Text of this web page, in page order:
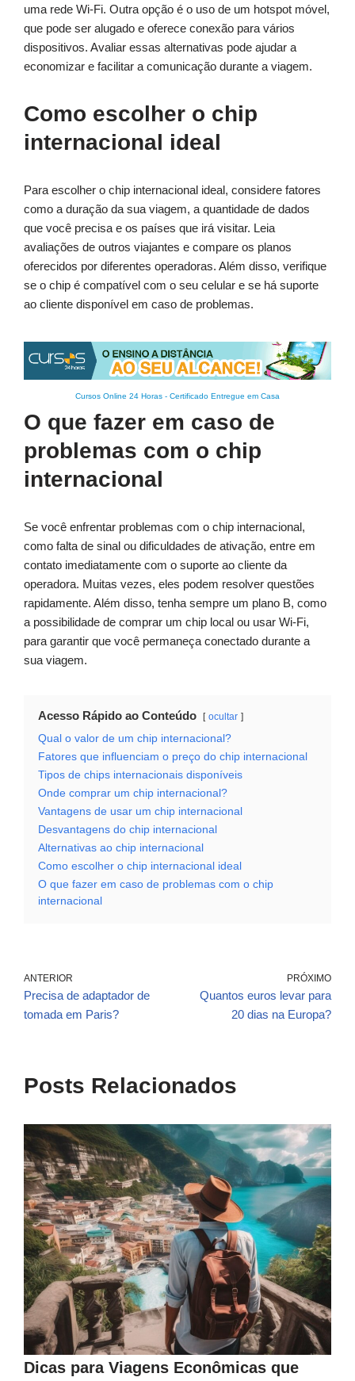
uma rede Wi-Fi. Outra opção é o uso de um hotspot móvel,
que pode ser alugado e oferece conexão para vários
dispositivos. Avaliar essas alternativas pode ajudar a
economizar e facilitar a comunicação durante a viagem.
Como escolher o chip
internacional ideal
Para escolher o chip internacional ideal, considere fatores
como a duração da sua viagem, a quantidade de dados
que você precisa e os países que irá visitar. Leia
avaliações de outros viajantes e compare os planos
oferecidos por diferentes operadoras. Além disso, verifique
se o chip é compatível com o seu celular e se há suporte
ao cliente disponível em caso de problemas.
Cursos Online 24 Horas - Certificado Entregue em Casa
O que fazer em caso de
problemas com o chip
internacional
Se você enfrentar problemas com o chip internacional,
como falta de sinal ou dificuldades de ativação, entre em
contato imediatamente com o suporte ao cliente da
operadora. Muitas vezes, eles podem resolver questões
rapidamente. Além disso, tenha sempre um plano B, como
a possibilidade de comprar um chip local ou usar Wi-Fi,
para garantir que você permaneça conectado durante a
sua viagem.
Acesso Rápido ao Conteúdo ocultar
Qual o valor de um chip internacional?
Fatores que influenciam o preço do chip internacional
Tipos de chips internacionais disponíveis
Onde comprar um chip internacional?
Vantagens de usar um chip internacional
Desvantagens do chip internacional
Alternativas ao chip internacional
Como escolher o chip internacional ideal
O que fazer em caso de problemas com o chip
internacional
ANTERIOR
Precisa de adaptador de
tomada em Paris?
PRÓXIMO
Quantos euros levar para
20 dias na Europa?
Posts Relacionados
Dicas para Viagens Econômicas que